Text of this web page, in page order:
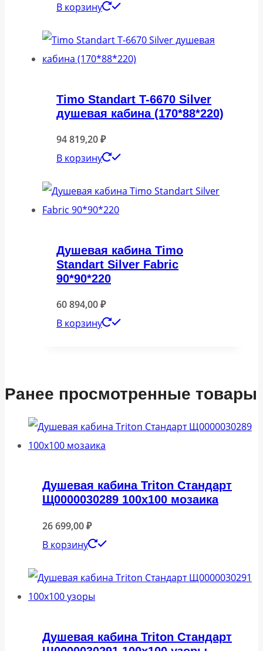
В корзину
Timo Standart T-6670 Silver
душевая кабина (170*88*220)
94 819,20₽
В корзину
Душевая кабина Timo
Standart Silver Fabric
90*90*220
60 894,00₽
В корзину
Ранее просмотренные товары
Душевая кабина Triton Стандарт
Щ0000030289 100х100 мозаика
26 699,00₽
В корзину
Душевая кабина Triton Стандарт